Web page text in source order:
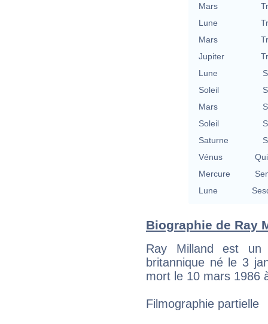
Mars
Lune
Mars
Jupiter
Lune
Soleil
Mars
Soleil
Saturne
Vénus
Mercure
Lune
Biographie de Ray
Ray Milland est un
britannique né le 3
mort le 10 mars 1986
Filmographie partielle